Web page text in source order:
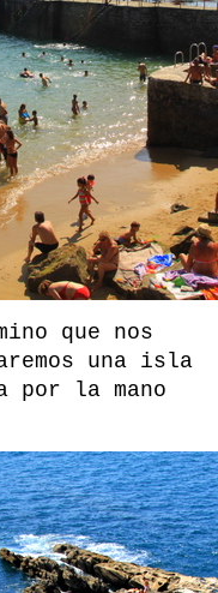
que nos
una isla
por la mano